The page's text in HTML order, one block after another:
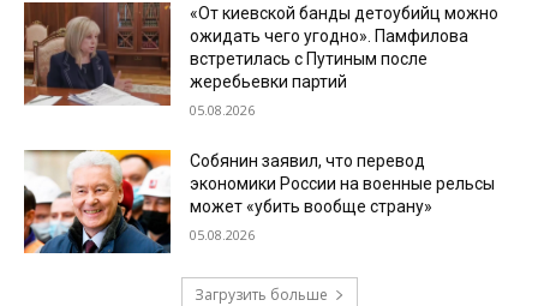
«От киевской банды детоубийц можно
ожидать чего угодно». Памфилова
встретилась с Путиным после
жеребьевки партий
05.08.2026
Собянин заявил, что перевод
экономики России на военные рельсы
может «убить вообще страну»
05.08.2026
Загрузить больше